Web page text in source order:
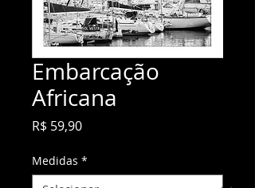
Embarcação
Africana
R$ 59,90Preço
Medidas *